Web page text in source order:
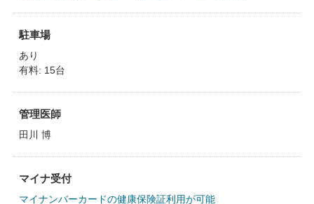
駐車場
あり
有料: 15台
管理医師
田川 博
マイナ受付
マイナンバーカードの健康保険証利用が可能